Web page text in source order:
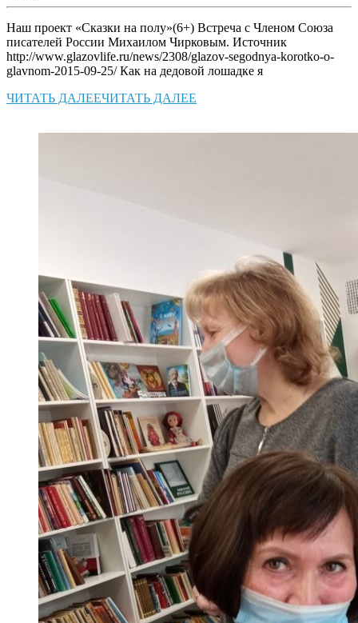
Наш проект «Сказки на полу»(6+) Встреча с Членом Союза
писателей России Михаилом Чирковым. Источник
http://www.glazovlife.ru/news/2308/glazov-segodnya-korotko-o-
glavnom-2015-09-25/ Как на дедовой лошадке я
ЧИТАТЬ ДАЛЕЕЧИТАТЬ ДАЛЕЕ